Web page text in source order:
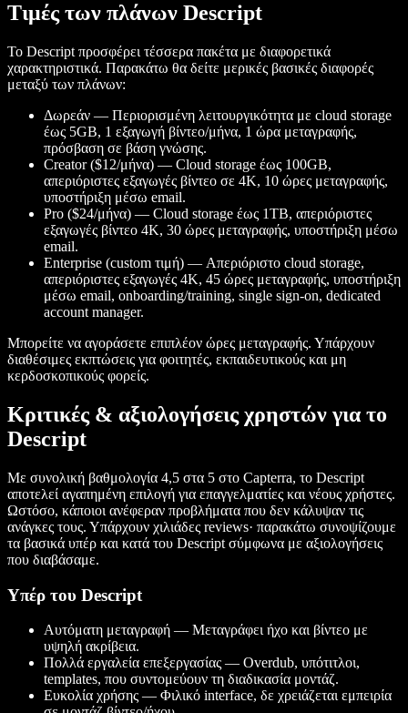
Τιμές των πλάνων Descript
Το Descript προσφέρει τέσσερα πακέτα με διαφορετικά
χαρακτηριστικά. Παρακάτω θα δείτε μερικές βασικές διαφορές
μεταξύ των πλάνων:
Δωρεάν — Περιορισμένη λειτουργικότητα με cloud storage
έως 5GB, 1 εξαγωγή βίντεο/μήνα, 1 ώρα μεταγραφής,
πρόσβαση σε βάση γνώσης.
Creator ($12/μήνα) — Cloud storage έως 100GB,
απεριόριστες εξαγωγές βίντεο σε 4K, 10 ώρες μεταγραφής,
υποστήριξη μέσω email.
Pro ($24/μήνα) — Cloud storage έως 1TB, απεριόριστες
εξαγωγές βίντεο 4K, 30 ώρες μεταγραφής, υποστήριξη μέσω
email.
Enterprise (custom τιμή) — Απεριόριστο cloud storage,
απεριόριστες εξαγωγές 4K, 45 ώρες μεταγραφής, υποστήριξη
μέσω email, onboarding/training, single sign-on, dedicated
account manager.
Μπορείτε να αγοράσετε επιπλέον ώρες μεταγραφής. Υπάρχουν
διαθέσιμες εκπτώσεις για φοιτητές, εκπαιδευτικούς και μη
κερδοσκοπικούς φορείς.
Κριτικές & αξιολογήσεις χρηστών για το
Descript
Με συνολική βαθμολογία 4,5 στα 5 στο Capterra, το Descript
αποτελεί αγαπημένη επιλογή για επαγγελματίες και νέους χρήστες.
Ωστόσο, κάποιοι ανέφεραν προβλήματα που δεν κάλυψαν τις
ανάγκες τους. Υπάρχουν χιλιάδες reviews· παρακάτω συνοψίζουμε
τα βασικά υπέρ και κατά του Descript σύμφωνα με αξιολογήσεις
που διαβάσαμε.
Υπέρ του Descript
Αυτόματη μεταγραφή — Μεταγράφει ήχο και βίντεο με
υψηλή ακρίβεια.
Πολλά εργαλεία επεξεργασίας — Overdub, υπότιτλοι,
templates, που συντομεύουν τη διαδικασία μοντάζ.
Ευκολία χρήσης — Φιλικό interface, δε χρειάζεται εμπειρία